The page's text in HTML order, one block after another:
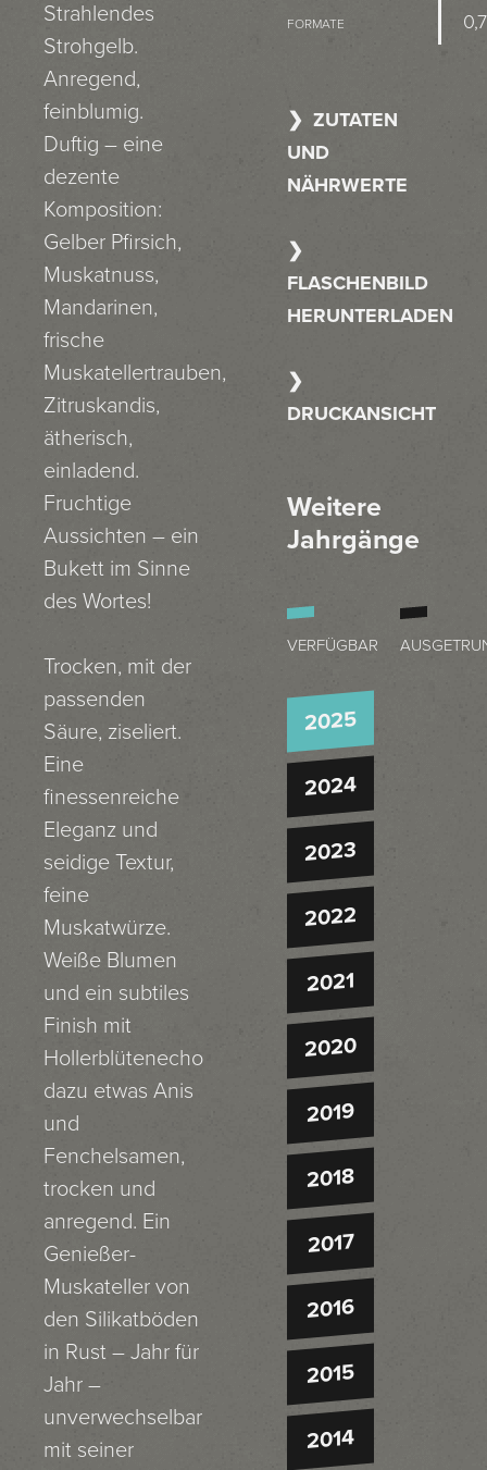
Strahlendes
Strohgelb.
Anregend,
feinblumig.
Duftig – eine
dezente
Komposition:
Gelber Pfirsich,
Muskatnuss,
Mandarinen,
frische
Muskatellertrauben,
Zitruskandis,
ätherisch,
einladend.
Fruchtige
Aussichten – ein
Bukett im Sinne
des Wortes!
Trocken, mit der
passenden
Säure, ziseliert.
Eine
finessenreiche
Eleganz und
seidige Textur,
feine
Muskatwürze.
Weiße Blumen
und ein subtiles
Finish mit
Hollerblütenecho
dazu etwas Anis
und
Fenchelsamen,
trocken und
anregend. Ein
Genießer-
Muskateller von
den Silikatböden
in Rust – Jahr für
Jahr –
unverwechselbar
mit seiner
FORMATE
ZUTATEN
UND
NÄHRWERTE
FLASCHENBILD
HERUNTERLADEN
DRUCKANSICHT
Weitere
Jahrgänge
VERFÜGBAR
2025
2024
2023
2022
2021
2020
2019
2018
2017
2016
2015
2014